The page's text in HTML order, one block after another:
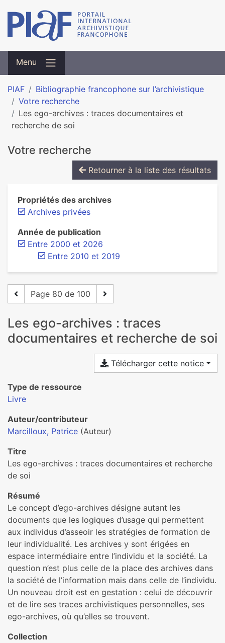
Menu
PIAF
Bibliographie francophone sur l’archivistique
Votre recherche
Les ego-archives : traces documentaires et
recherche de soi
Votre recherche
Retourner à la liste des résultats
Propriétés des archives
Archives privées
Année de publication
Entre 2000 et 2026
Entre 2010 et 2019
Page 80 de 100
Les ego-archives : traces
documentaires et recherche de soi
Télécharger cette notice
Type de ressource
Livre
Auteur/contributeur
Marcilloux, Patrice (Auteur)
Titre
Les ego-archives : traces documentaires et recherche
de soi
Résumé
Le concept d’ego-archives désigne autant les
documents que les logiques d’usage qui permettent
aux individus d’asseoir les stratégies de formation de
leur individualité. Les archives y sont érigées en
espace intermédiaire entre l’individu et la société. La
question n’est plus celle de la place des archives dans
la société de l’information mais dans celle de l’individu.
Un nouveau droit est en gestation : celui de découvrir
et de lire ses traces archivistiques personnelles, ses
ego-archives, où qu’elles se trouvent.
Collection